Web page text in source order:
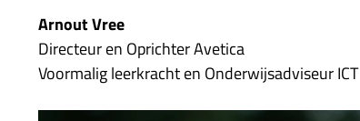
Arnout Vree
Directeur en Oprichter Avetica
Voormalig leerkracht en Onderwijsadviseur ICT